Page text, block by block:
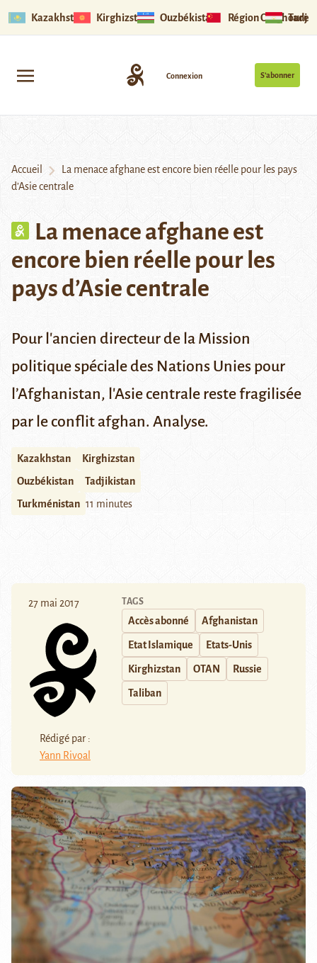
Kazakhstan Kirghizstan Ouzbékistan Région Ouïghoure
S’abonner
Connexion
Accueil
La menace afghane est encore bien réelle pour les pays
d’Asie centrale
La menace afghane est
encore bien réelle pour les
pays d’Asie centrale
Pour l'ancien directeur de la Mission
politique spéciale des Nations Unies pour
l’Afghanistan, l'Asie centrale reste fragilisée
par le conflit afghan. Analyse.
Kazakhstan
Kirghizstan
Ouzbékistan
Tadjikistan
Turkménistan 11 minutes
27 mai 2017
Rédigé par :
Yann Rivoal
TAGS
Accès abonné Afghanistan
Etat Islamique Etats-Unis
Kirghizstan OTAN Russie
Taliban